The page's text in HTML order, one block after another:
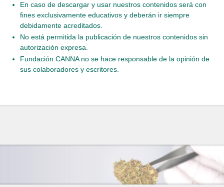
En caso de descargar y usar nuestros contenidos será con
fines exclusivamente educativos y deberán ir siempre
debidamente acreditados.
No está permitida la publicación de nuestros contenidos sin
autorización expresa.
Fundación CANNA no se hace responsable de la opinión de
sus colaboradores y escritores.